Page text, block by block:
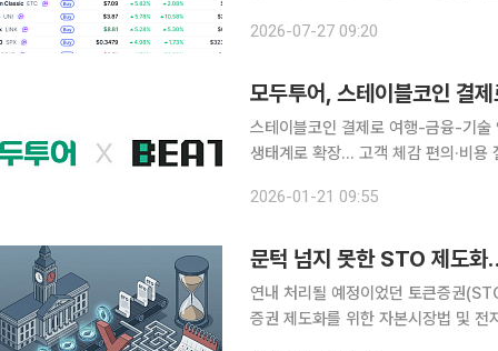
2026-07-27 09:20
모두투어, 스테이블코인 결
스테이블코인 결제로 여행-금융-기
생태계로 확장… 고객 체감 편의·비용 절감 동시 실현 모두투어가 고
2026-01-21 09:55
문턱 넘지 못한 STO 제도화
연내 처리될 예정이었던 토큰증권(STO)
증권 제도화를 위한 자본시장법 및 전